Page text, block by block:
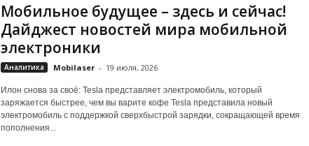
Мобильное будущее – здесь и сейчас!
Дайджест новостей мира мобильной
электроники
Аналитика Mobilaser - 19 июля, 2026
Илон снова за своё: Tesla представляет электромобиль, который
заряжается быстрее, чем вы варите кофе Tesla представила новый
электромобиль с поддержкой сверхбыстрой зарядки, сокращающей время
пополнения...